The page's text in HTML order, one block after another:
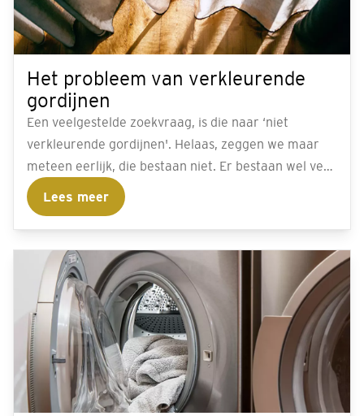
Het probleem van verkleurende
gordijnen
Een veelgestelde zoekvraag, is die naar ‘niet
verkleurende gordijnen'. Helaas, zeggen we maar
meteen eerlijk, die bestaan niet. Er bestaan wel veel
oplossingen die ervoor zorgen dat jij er zo min
mogelijk last van hebt.
Lees meer